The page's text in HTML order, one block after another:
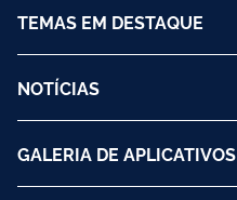
TEMAS EM DESTAQUE
NOTÍCIAS
GALERIA DE APLICATIVOS